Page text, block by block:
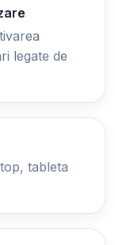
legate de
tableta